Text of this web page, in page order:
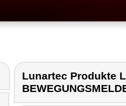
Lunartec Produkte